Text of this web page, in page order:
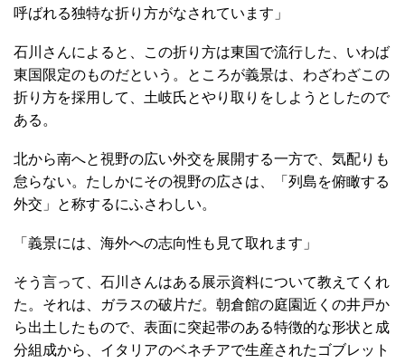
呼ばれる独特な折り方がなされています」
石川さんによると、この折り方は東国で流行した、いわば
東国限定のものだという。ところが義景は、わざわざこの
折り方を採用して、土岐氏とやり取りをしようとしたので
ある。
北から南へと視野の広い外交を展開する一方で、気配りも
怠らない。たしかにその視野の広さは、「列島を俯瞰する
外交」と称するにふさわしい。
「義景には、海外への志向性も見て取れます」
そう言って、石川さんはある展示資料について教えてくれ
た。それは、ガラスの破片だ。朝倉館の庭園近くの井戸か
ら出土したもので、表面に突起帯のある特徴的な形状と成
分組成から、イタリアのベネチアで生産されたゴブレット